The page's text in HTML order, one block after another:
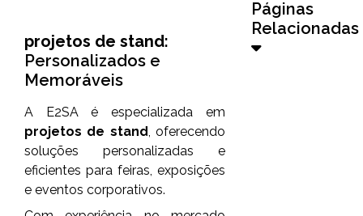
projetos de stand:
Personalizados e
Memoráveis
A E2SA é especializada em
projetos de stand , oferecendo
soluções personalizadas e
eficientes para feiras, exposições
e eventos corporativos.
Páginas
Relacionadas